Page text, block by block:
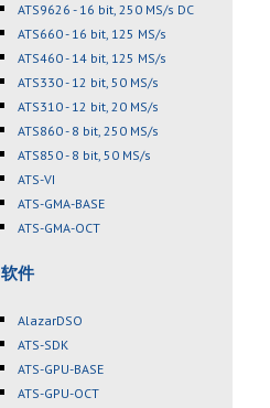
ATS9626 - 16 bit, 250 MS/s DC
ATS660 - 16 bit, 125 MS/s
ATS460 - 14 bit, 125 MS/s
ATS330 - 12 bit, 50 MS/s
ATS310 - 12 bit, 20 MS/s
ATS860 - 8 bit, 250 MS/s
ATS850 - 8 bit, 50 MS/s
ATS-VI
ATS-GMA-BASE
ATS-GMA-OCT
软件
AlazarDSO
ATS-SDK
ATS-GPU-BASE
ATS-GPU-OCT